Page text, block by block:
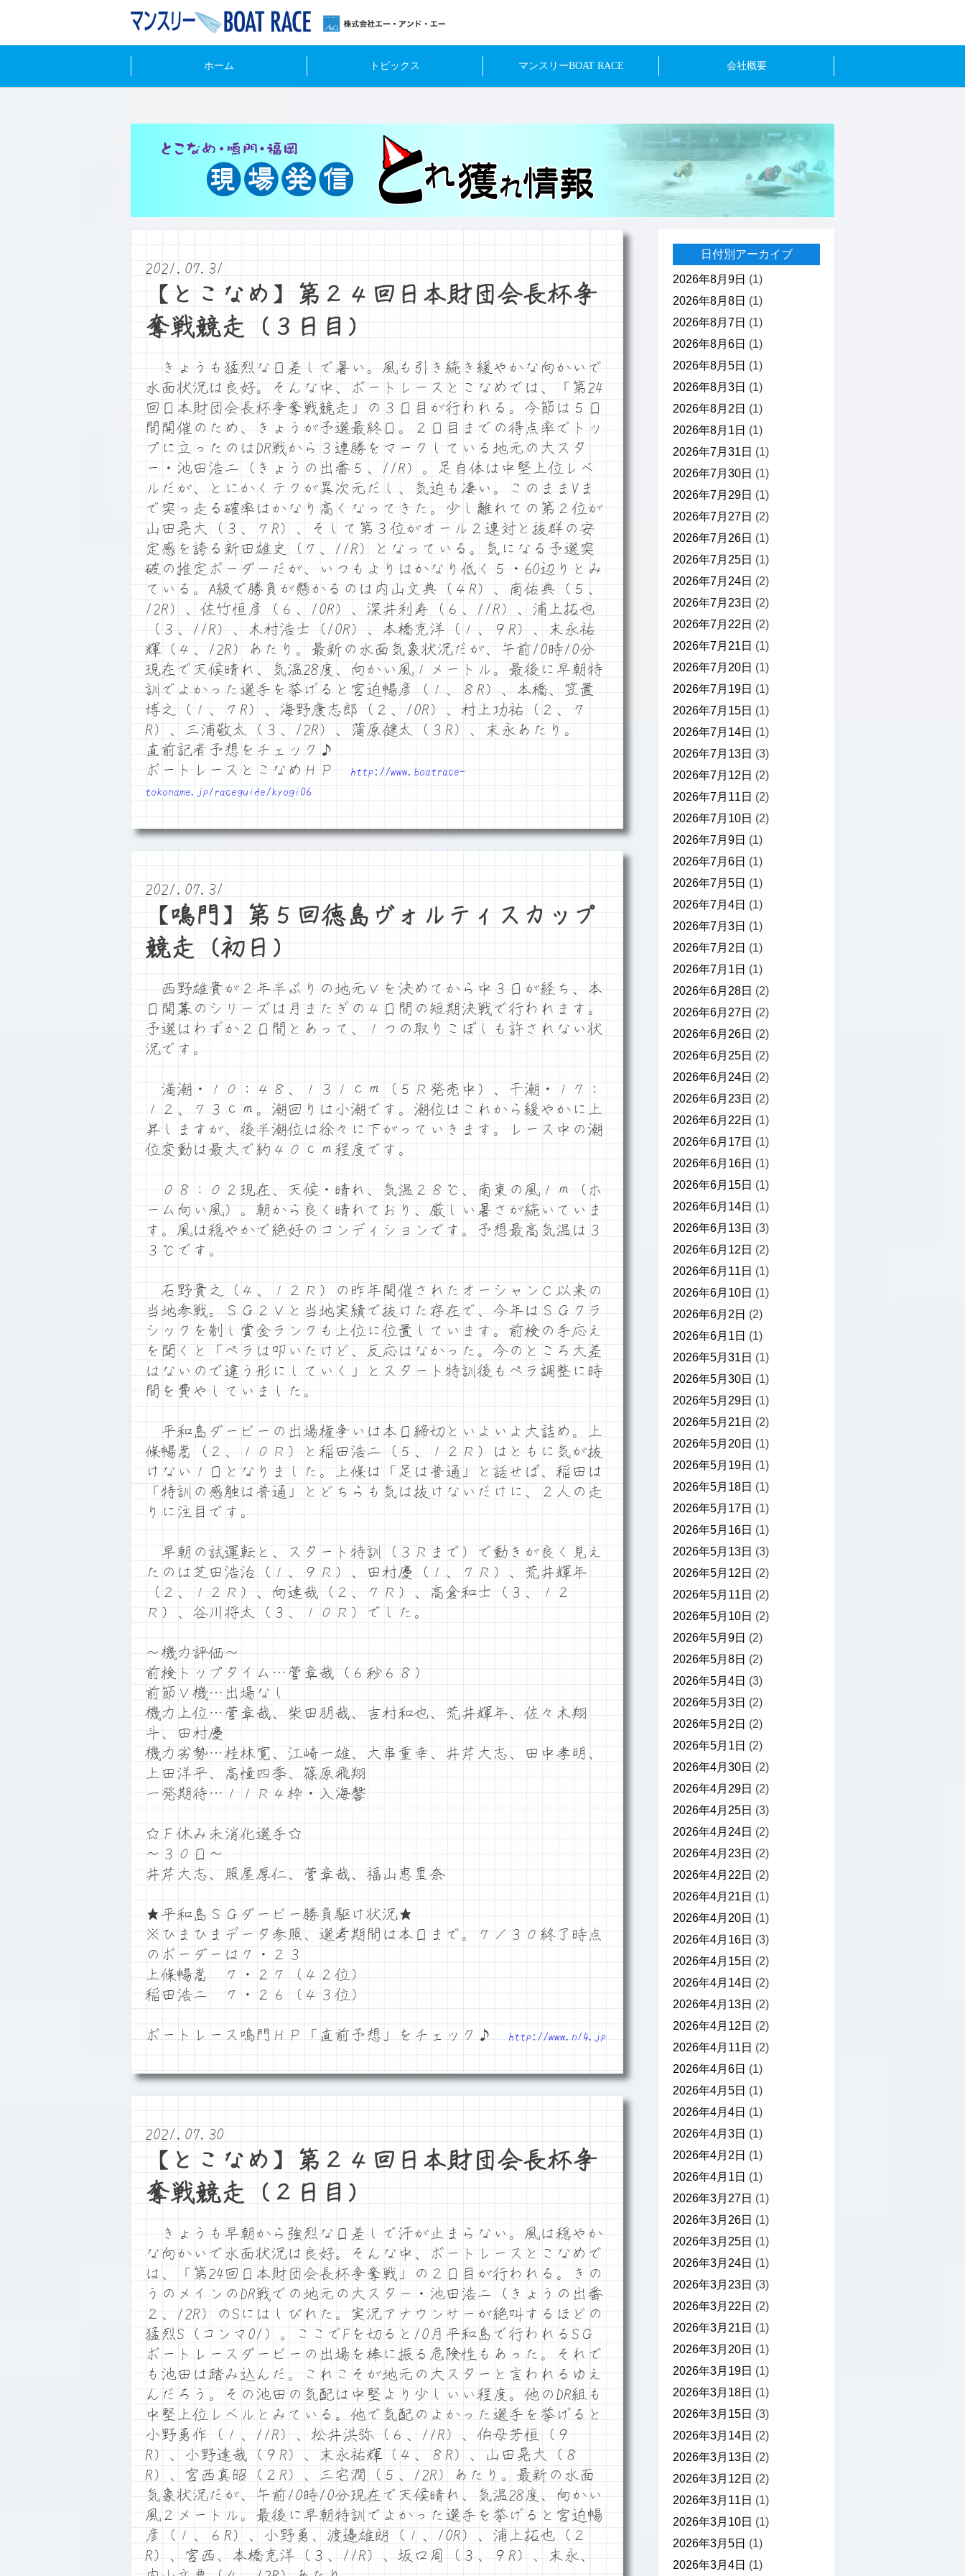
ホーム トピックス マンスリーBOAT RACE 会社概要
2021.07.31
【とこなめ】第２４回日本財団会長杯争
奪戦競走（３日目）
きょうも猛烈な日差しで暑い。風も引き続き緩やかな向かいで
水面状況は良好。そんな中、ボートレースとこなめでは、「第24
回日本財団会長杯争奪戦競走」の３日目が行われる。今節は５日
間開催のため、きょうが予選最終日。２日目までの得点率でトッ
プに立ったのはDR戦から３連勝をマークしている地元の大スタ
ー・池田浩二（きょうの出番５、11R）。足自体は中堅上位レベ
ルだが、とにかくテクが異次元だし、気迫も凄い。このままVま
で突っ走る確率はかなり高くなってきた。少し離れての第２位が
山田晃大（３、７R）、そして第３位がオール２連対と抜群の安
定感を誇る新田雄史（７、11R）となっている。気になる予選突
破の推定ボーダーだが、いつもよりはかなり低く５・60辺りとみ
ている。A級で勝負が懸かるのは内山文典（４R）、南佑典（５、
12R）、佐竹恒彦（６、10R）、深井利寿（６、11R）、浦上拓也
（３、11R）、木村浩士（10R）、本橋克洋（１、９R）、末永祐
輝（４、12R）あたり。最新の水面気象状況だが、午前10時10分
現在で天候晴れ、気温28度、向かい風１メートル。最後に早朝特
訓でよかった選手を挙げると宮迫暢彦（１、８R）、本橋、笠置
博之（１、７R）、海野康志郎（２、10R）、村上功祐（２、７
R）、三浦敬太（３、12R）、蒲原健太（３R）、末永あたり。
直前記者予想をチェック♪
ボートレースとこなめＨＰ
http://www.boatrace-
tokoname.jp/raceguide/kyogi06
2021.07.31
【鳴門】第５回徳島ヴォルティスカップ
競走（初日）
西野雄貴が２年半ぶりの地元Ｖを決めてから中３日が経ち、本
日開幕のシリーズは月またぎの４日間の短期決戦で行われます。
予選はわずか２日間とあって、１つの取りこぼしも許されない状
況です。
満潮・１０：４８、１３１ｃｍ（５Ｒ発売中）、干潮・１７：
１２、７３ｃｍ。潮回りは小潮です。潮位はこれから緩やかに上
昇しますが、後半潮位は徐々に下がっていきます。レース中の潮
位変動は最大で約４０ｃｍ程度です。
０８：０２現在、天候・晴れ、気温２８℃、南東の風１ｍ（ホ
ーム向い風）。朝から良く晴れており、厳しい暑さが続いていま
す。風は穏やかで絶好のコンディションです。予想最高気温は３
３℃です。
石野貴之（４、１２Ｒ）の昨年開催されたオーシャンＣ以来の
当地参戦。ＳＧ２Ｖと当地実績で抜けた存在で、今年はＳＧクラ
シックを制し賞金ランクも上位に位置しています。前検の手応え
を聞くと「ペラは叩いたけど、反応はなかった。今のところ大差
はないので違う形にしていく」とスタート特訓後もペラ調整に時
間を費やしていました。
平和島ダービーの出場権争いは本日締切といよいよ大詰め。上
條暢嵩（２、１０Ｒ）と稲田浩二（５、１２Ｒ）はともに気が抜
けない１日となりました。上條は「足は普通」と話せば、稲田は
「特訓の感触は普通」とどちらも気は抜けないだけに、２人の走
りに注目です。
早朝の試運転と、スタート特訓（３Ｒまで）で動きが良く見え
たのは芝田浩治（１、９Ｒ）、田村慶（１、７Ｒ）、荒井輝年
（２、１２Ｒ）、向達哉（２、７Ｒ）、高倉和士（３、１２
Ｒ）、谷川将太（３、１０Ｒ）でした。
～機力評価～
前検トップタイム…菅章哉（６秒６８）
前節Ｖ機…出場なし
機力上位…菅章哉、柴田朋哉、吉村和也、荒井輝年、佐々木翔
斗、田村慶
機力劣勢…桂林寛、江崎一雄、大串重幸、井芹大志、田中孝明、
上田洋平、高憧四季、篠原飛翔
一発期待…１１Ｒ４枠・入海馨
☆Ｆ休み未消化選手☆
～３０日～
井芹大志、照屋厚仁、菅章哉、福山恵里奈
★平和島ＳＧダービー勝負駆け状況★
※ひまひまデータ参照、選考期間は本日まで。７／３０終了時点
のボーダーは７・２３
上條暢嵩 ７・２７（４２位）
稲田浩二 ７・２６（４３位）
ボートレース鳴門ＨＰ「直前予想」をチェック♪http://www.n14.jp
2021.07.30
【とこなめ】第２４回日本財団会長杯争
奪戦競走（２日目）
きょうも早朝から強烈な日差しで汗が止まらない。風は穏やか
な向かいで水面状況は良好。そんな中、ボートレースとこなめで
は、「第24回日本財団会長杯争奪戦」の２日目が行われる。きの
うのメインのDR戦での地元の大スター・池田浩二（きょうの出番
２、12R）のSにはしびれた。実況アナウンサーが絶叫するほどの
猛烈S（コンマ01）。ここでFを切ると10月平和島で行われるSＧ
ボートレースダービーの出場を棒に振る危険性もあった。それで
も池田は踏み込んだ。これこそが地元の大スターと言われるゆえ
んだろう。その池田の気配は中堅より少しいい程度。他のDR組も
中堅上位レベルとみている。他で気配のよかった選手を挙げると
小野勇作（１、11R）、松井洪弥（６、11R）、伯母芳恒（９
R）、小野達哉（９R）、末永祐輝（４、８R）、山田晃大（８
R）、宮西真昭（２R）、三宅潤（５、12R）あたり。最新の水面
気象状況だが、午前10時10分現在で天候晴れ、気温28度、向かい
風２メートル。最後に早朝特訓でよかった選手を挙げると宮迫暢
彦（１、６R）、小野勇、渡邉雄朗（１、10R）、浦上拓也（２
R）、宮西、本橋克洋（３、11R）、坂口周（３、９R）、末永、
日付別アーカイブ
2026年8月9日 (1)
2026年8月8日 (1)
2026年8月7日 (1)
2026年8月6日 (1)
2026年8月5日 (1)
2026年8月3日 (1)
2026年8月2日 (1)
2026年8月1日 (1)
2026年7月31日 (1)
2026年7月30日 (1)
2026年7月29日 (1)
2026年7月27日 (2)
2026年7月26日 (1)
2026年7月25日 (1)
2026年7月24日 (2)
2026年7月23日 (2)
2026年7月22日 (2)
2026年7月21日 (1)
2026年7月20日 (1)
2026年7月19日 (1)
2026年7月15日 (1)
2026年7月14日 (1)
2026年7月13日 (3)
2026年7月12日 (2)
2026年7月11日 (2)
2026年7月10日 (2)
2026年7月9日 (1)
2026年7月6日 (1)
2026年7月5日 (1)
2026年7月4日 (1)
2026年7月3日 (1)
2026年7月2日 (1)
2026年7月1日 (1)
2026年6月28日 (2)
2026年6月27日 (2)
2026年6月26日 (2)
2026年6月25日 (2)
2026年6月24日 (2)
2026年6月23日 (2)
2026年6月22日 (1)
2026年6月17日 (1)
2026年6月16日 (1)
2026年6月15日 (1)
2026年6月14日 (1)
2026年6月13日 (3)
2026年6月12日 (2)
2026年6月11日 (1)
2026年6月10日 (1)
2026年6月2日 (2)
2026年6月1日 (1)
2026年5月31日 (1)
2026年5月30日 (1)
2026年5月29日 (1)
2026年5月21日 (2)
2026年5月20日 (1)
2026年5月19日 (1)
2026年5月18日 (1)
2026年5月17日 (1)
2026年5月16日 (1)
2026年5月13日 (3)
2026年5月12日 (2)
2026年5月11日 (2)
2026年5月10日 (2)
2026年5月9日 (2)
2026年5月8日 (2)
2026年5月4日 (3)
2026年5月3日 (2)
2026年5月2日 (2)
2026年5月1日 (2)
2026年4月30日 (2)
2026年4月29日 (2)
2026年4月25日 (3)
2026年4月24日 (2)
2026年4月23日 (2)
2026年4月22日 (2)
2026年4月21日 (1)
2026年4月20日 (1)
2026年4月16日 (3)
2026年4月15日 (2)
2026年4月14日 (2)
2026年4月13日 (2)
2026年4月12日 (2)
2026年4月11日 (2)
2026年4月6日 (1)
2026年4月5日 (1)
2026年4月4日 (1)
2026年4月3日 (1)
2026年4月2日 (1)
2026年4月1日 (1)
2026年3月27日 (1)
2026年3月26日 (1)
2026年3月25日 (1)
2026年3月24日 (1)
2026年3月23日 (3)
2026年3月22日 (2)
2026年3月21日 (1)
2026年3月20日 (1)
2026年3月19日 (1)
2026年3月18日 (1)
2026年3月15日 (3)
2026年3月14日 (2)
2026年3月13日 (2)
2026年3月12日 (2)
2026年3月11日 (1)
2026年3月10日 (1)
2026年3月5日 (1)
2026年3月4日 (1)